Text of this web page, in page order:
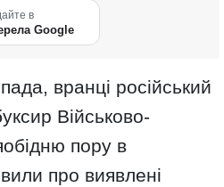
в
Google
вранці російський
Військово-
пору в
про виявлені